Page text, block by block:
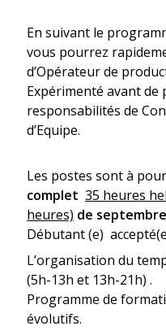
En suivant le
vous pourrez
d’Opérateur de
Expérimenté avant de
responsabilités de
d’Equipe.
Les postes sont à
complet 35 heures
heures) de
Débutant (e)
L’organisation du
(5h-13h et 13h-21h) .
Programme de
évolutifs.